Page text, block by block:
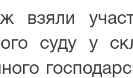
взяли
суду у